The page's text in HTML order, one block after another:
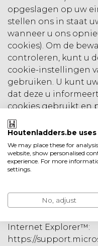
opgeslagen op uw
stellen ons in staat
wanneer u ons
cookies). Om de
controleren, kunt u
cookie-instellingen
gebruiken. U kunt
dat deze u
cookies gebruikt en
cookies op een
algemeen
heeft een ander
cookie-instellingen.
wordt beschreven in
kunt wijzigen. Zie
meer informatie
Internet Explorer™:
https://
Houtenladders.be
We may place these for
website, show personalised
experience. For more
settings.
No, adjust